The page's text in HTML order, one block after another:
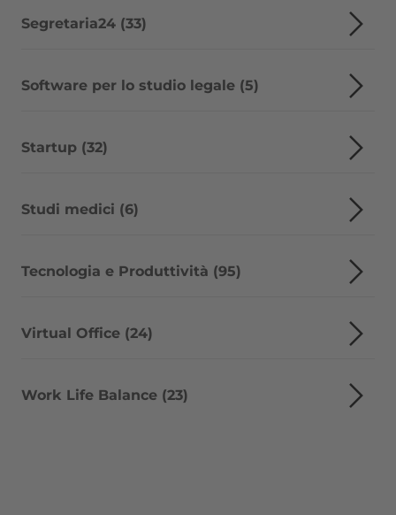
Segretaria24 (33)
Software per lo studio legale (5)
Startup (32)
Studi medici (6)
Tecnologia e Produttività (95)
Virtual Office (24)
Work Life Balance (23)